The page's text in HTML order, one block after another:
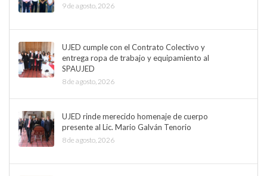
9 de agosto, 2026
UJED cumple con el Contrato Colectivo y
entrega ropa de trabajo y equipamiento al
SPAUJED
8 de agosto, 2026
UJED rinde merecido homenaje de cuerpo
presente al Lic. Mario Galván Tenorio
8 de agosto, 2026